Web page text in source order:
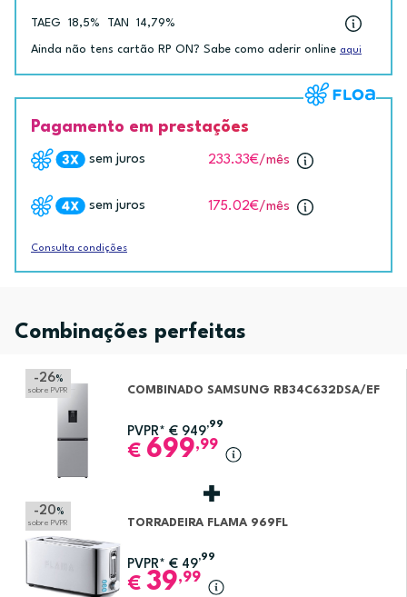
TAEG 18,5% TAN 14,79%
Ainda não tens cartão RP ON? Sabe como aderir online aqui
Pagamento em prestações
sem juros 233.33€/mês
sem juros 175.02€/mês
Consulta condições
Combinações perfeitas
-26%
sobre PVPR COMBINADO SAMSUNG RB34C632DSA/EF
PVPR* € 949
,99
€ 699,99
-20 %
sobre PVPR TORRADEIRA FLAMA 969FL
PVPR* € 49
,99
€ 39,99